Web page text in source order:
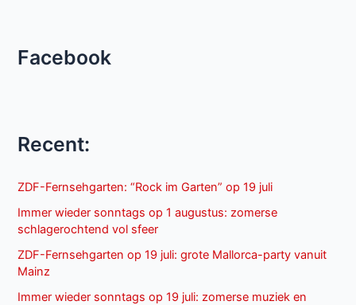
Facebook
Recent:
ZDF-Fernsehgarten: “Rock im Garten” op 19 juli
Immer wieder sonntags op 1 augustus: zomerse
schlagerochtend vol sfeer
ZDF-Fernsehgarten op 19 juli: grote Mallorca-party vanuit
Mainz
Immer wieder sonntags op 19 juli: zomerse muziek en